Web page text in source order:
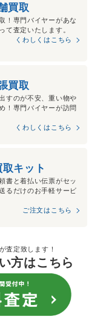
買取
！専門バイヤーがあな
て査定いたします。
くわしくはこちら
買取
すのが不安、重い物や
！専門バイヤーが訪問
くわしくはこちら
キット
書と着払い伝票がセッ
るだけのお手軽サービ
ご注文はこちら
査定致します！
方はこちら